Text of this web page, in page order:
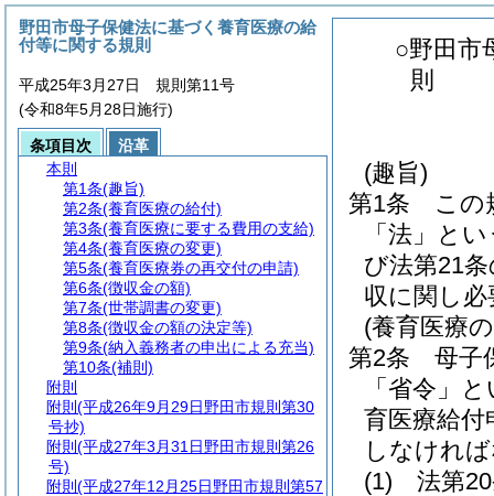
○野田市
則
(趣旨)
第1条
この
「法」と
び法第21
収に関し
(養育医療
第2条
母子
「省令」
育医療給
しなけれ
(1)
法第
野田市母子保健法に基づく養育医療の給
付等に関する規則
平成25年3月27日 規則第11号
(令和8年5月28日施行)
条項目次
沿革
本則
第1条(趣旨)
第2条(養育医療の給付)
第3条(養育医療に要する費用の支給)
第4条(養育医療の変更)
第5条(養育医療券の再交付の申請)
第6条(徴収金の額)
第7条(世帯調書の変更)
第8条(徴収金の額の決定等)
第9条(納入義務者の申出による充当)
第10条(補則)
附則
附則 (平成26年9月29日野田市規則第30
号抄)
附則 (平成27年3月31日野田市規則第26
号)
附則 (平成27年12月25日野田市規則第57